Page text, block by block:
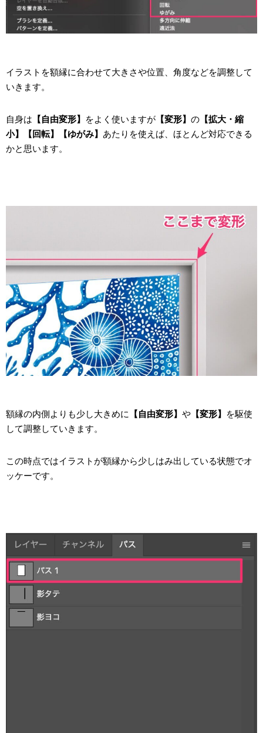
イラストを額縁に合わせて大きさや位置、角度などを調整して
いきます。
自身は 【自由変形】 をよく使いますが 【変形】 の 【拡大・縮
小】【回転】【ゆがみ】 あたりを使えば、ほとんど対応できる
かと思います。
額縁の内側よりも少し大きめに 【自由変形】 や 【変形】
を駆使
して調整していきます。
この時点ではイラストが額縁から少しはみ出している状態でオ
ッケーです。